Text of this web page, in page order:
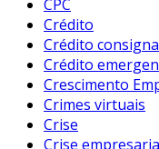
CPC
Crédito
Crédito
Crédito
Crescimento
Crimes virtuais
Crise
Crise